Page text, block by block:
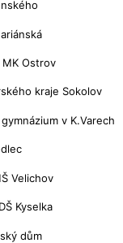
MK Ostrov
kraje Sokolov
v K.Varech
Velichov
Kyselka
dům